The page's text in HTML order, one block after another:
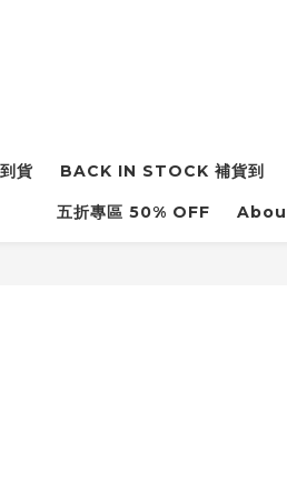
貨 BACK IN STOCK 補貨到
五折專區 50% OFF